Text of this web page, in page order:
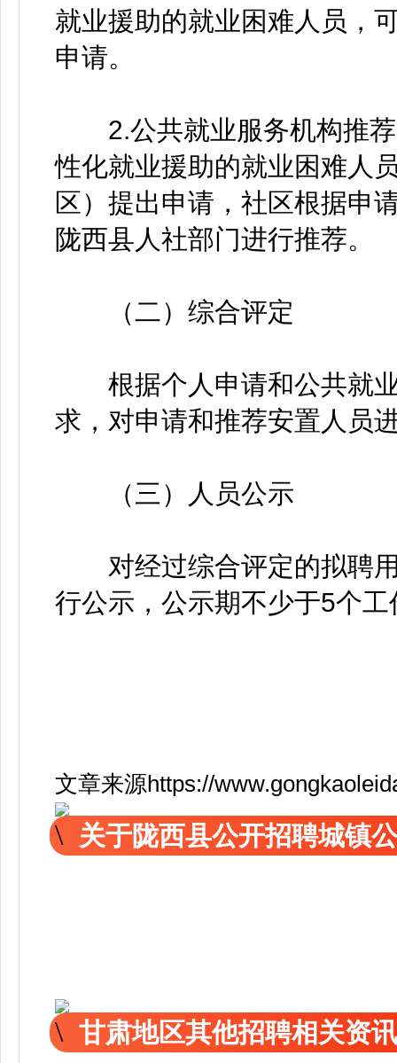
就业援助的就业困难人员，
申请。
2.公共就业服务机构推荐
性化就业援助的就业困难人
区）提出申请，社区根据申
陇西县人社部门进行推荐。
（二）综合评定
根据个人申请和公共就业
求，对申请和推荐安置人员
（三）人员公示
对经过综合评定的拟聘用
行公示，公示期不少于5个工
文章来源https://
关于陇西县公开招聘城镇
甘肃地区其他招聘相关资